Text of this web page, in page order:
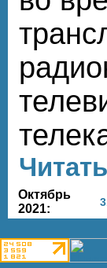
Октябрь
2021: